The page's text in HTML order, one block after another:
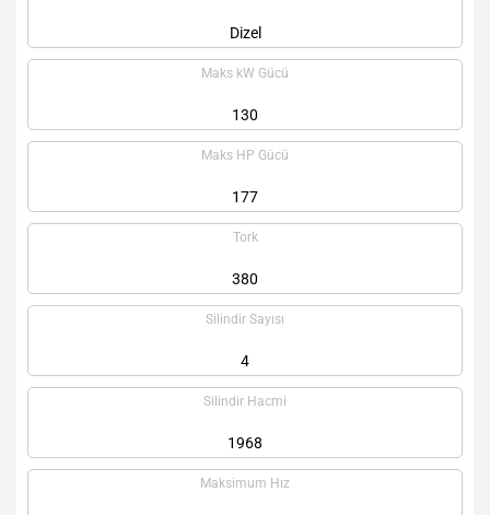
Dizel
Maks kW Gücü
130
Maks HP Gücü
177
Tork
380
Silindir Sayısı
4
Silindir Hacmi
1968
Maksimum Hız